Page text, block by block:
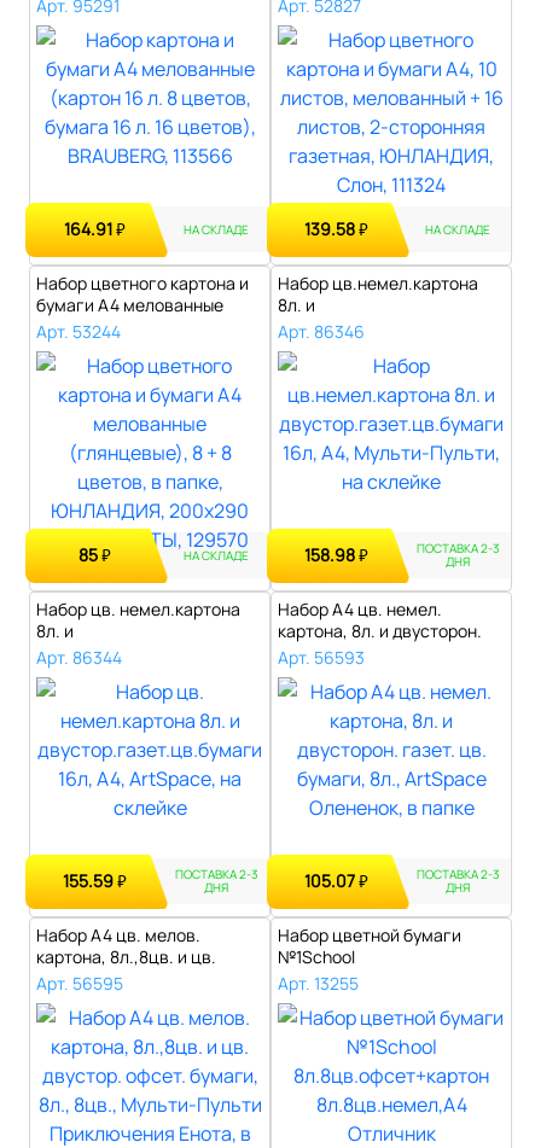
Арт. 95291
164.91₽ НА СКЛАДЕ
Арт. 52827
139.58₽ НА СКЛАДЕ
Набор цветного картона и
бумаги А4 мелованные
(глянцевы..
Арт. 53244
85₽ НА СКЛАДЕ
Набор цв.немел.картона
8л. и
двустор.газет.цв.бумаги
16..
Арт. 86346
158.98₽ ПОСТАВКА 2-3
ДНЯ
Набор цв. немел.картона
8л. и
двустор.газет.цв.бумаги 1..
Арт. 86344
155.59₽ ПОСТАВКА 2-3
ДНЯ
Набор А4 цв. немел.
картона, 8л. и двусторон.
газет. цв..
Арт. 56593
105.07₽ ПОСТАВКА 2-3
ДНЯ
Набор А4 цв. мелов.
картона, 8л.,8цв. и цв.
двустор. оф..
Арт. 56595
Набор цветной бумаги
№1School
8л.8цв.офсет+картон
8л.8ц..
Арт. 13255